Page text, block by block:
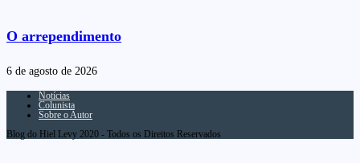
O arrependimento
6 de agosto de 2026
Notícias
Colunista
Sobre o Autor
Blog do Hiel Levy 2020 - Todos os Direitos Reservados